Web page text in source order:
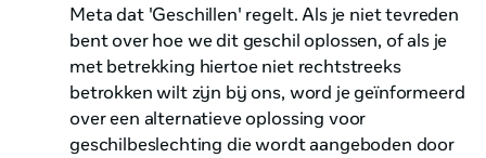
Meta dat 'Geschillen' regelt. Als je niet tevreden
bent over hoe we dit geschil oplossen, of als je
met betrekking hiertoe niet rechtstreeks
betrokken wilt zijn bij ons, word je geïnformeerd
over een alternatieve oplossing voor
geschilbeslechting die wordt aangeboden door